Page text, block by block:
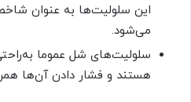
این سلولیت‌ها به عنوان
می‌شود.
سلولیت‌های شل عموما
هستند و فشار دادن آن‌ها